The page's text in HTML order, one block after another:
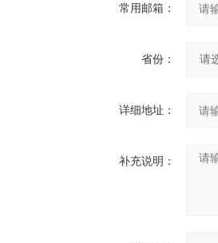
常用邮箱：
省份：
详细地址：
补充说明：